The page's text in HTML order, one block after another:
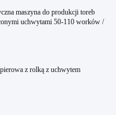
maszyna do produkcji toreb
uchwytami 50-110 worków /
z rolką z uchwytem